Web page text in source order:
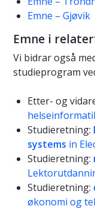
Emne – Gjøvik
Emne i
Vi bidrar også
studieprogram
Etter- og
Studieretning:
systems in
Studieretning:
Studieretning:
økonomi og